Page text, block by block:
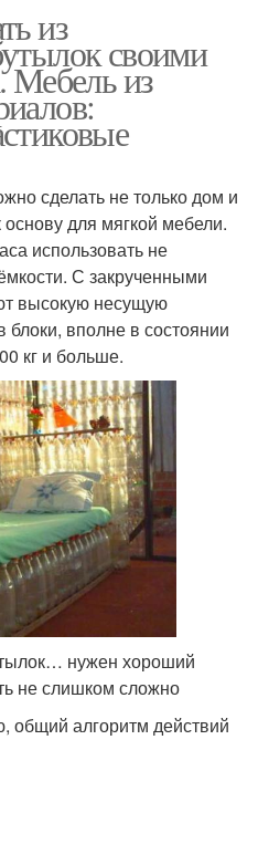
из
своими
Мебель из
сделать не только дом и
основу для мягкой мебели.
использовать не
С закрученными
высокую несущую
вполне в состоянии
кг и больше.
нужен хороший
не слишком сложно
общий алгоритм действий